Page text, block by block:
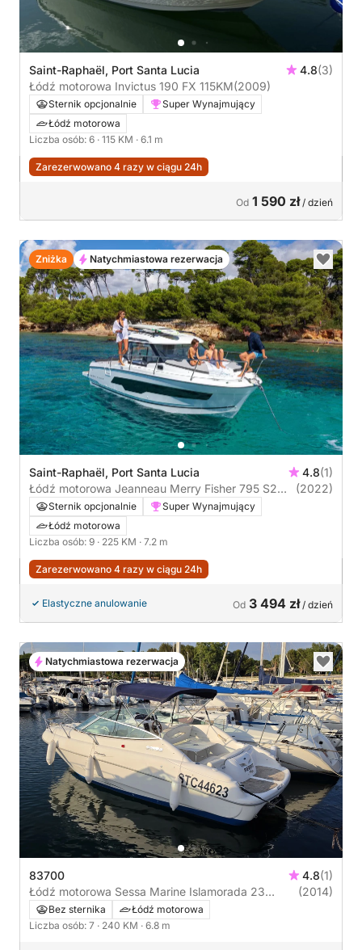
Saint-Raphaël, Port Santa Lucia 4.8(3)
Łódź motorowa Invictus 190 FX 115KM(2009)
Sternik opcjonalnie
Super Wynajmujący
Łódź motorowa
Liczba osób: 6 · 115 KM · 6.1 m
Zarezerwowano 4 razy w ciągu 24h
Od 1 590 zł/ dzień
Saint-Raphaël, Port Santa Lucia 4.8(1)
Łódź motorowa Jeanneau Merry Fisher 795 S2
225KM
(2022)
Sternik opcjonalnie
Super Wynajmujący
Łódź motorowa
Liczba osób: 9 · 225 KM · 7.2 m
Zarezerwowano 4 razy w ciągu 24h
Elastyczne anulowanie Od 3 494 zł/ dzień
Zniżka Natychmiastowa rezerwacja
83700 4.8(1)
Łódź motorowa Sessa Marine Islamorada 23
240KM
(2014)
Bez sternika
Łódź motorowa
Liczba osób: 7 · 240 KM · 6.8 m
Natychmiastowa rezerwacja